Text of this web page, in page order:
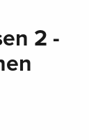
2 -